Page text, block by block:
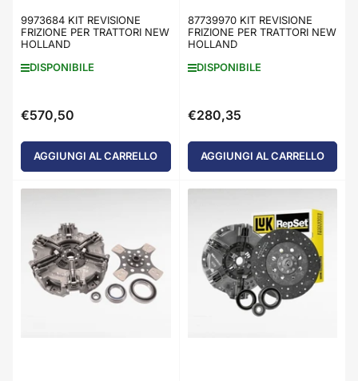
9973684 KIT REVISIONE
FRIZIONE PER TRATTORI NEW
HOLLAND
DISPONIBILE
Prezzo
€570,50
AGGIUNGI AL CARRELLO
87739970 KIT REVISIONE
FRIZIONE PER TRATTORI NEW
HOLLAND
DISPONIBILE
Prezzo
€280,35
AGGIUNGI AL CARRELLO